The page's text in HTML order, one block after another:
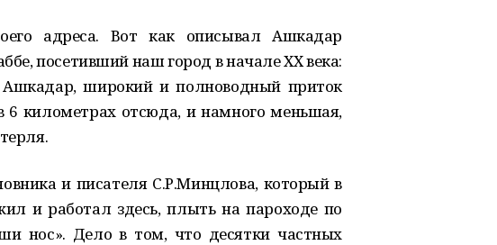
адреса. Вот как описывал Ашкадар
посетивший наш город в начале ХХ века:
Ашкадар, широкий и полноводный приток
6 километрах отсюда, и намного меньшая,
и писателя С.Р.Минцлова, который в
и работал здесь, плыть на пароходе по
нос». Дело в том, что десятки частных